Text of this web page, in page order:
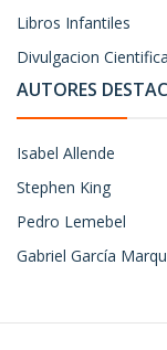
Libros Infantiles
Divulgacion Cientifica
AUTORES
Isabel Allende
Stephen King
Pedro Lemebel
Gabriel García